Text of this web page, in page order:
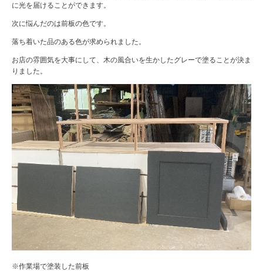
に光を届けることができます。
次に悩んだのは前板の色です。
落ち着いた品のある色が求められました。
お店の雰囲気を大事にして、木の風合いを生かしたグレーで塗ることが決ま
りました。
※作業場で塗装した前板